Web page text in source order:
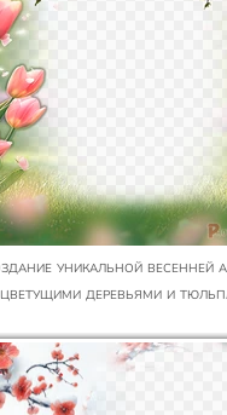
цветущими деревьями и